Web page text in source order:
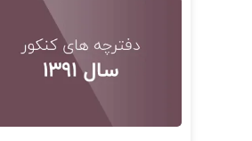
دانلود دفترچه کنکور دکتری آی
تی
سال 1391
دانلود دفترچه